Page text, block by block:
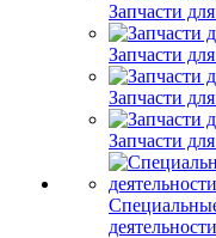
Запчасти
Запчасти
Запчасти
Запчасти
деятельности